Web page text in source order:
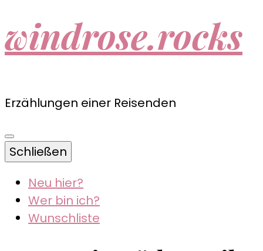
windrose.rocks
Erzählungen einer Reisenden
Schließen
Neu hier?
Wer bin ich?
Wunschliste